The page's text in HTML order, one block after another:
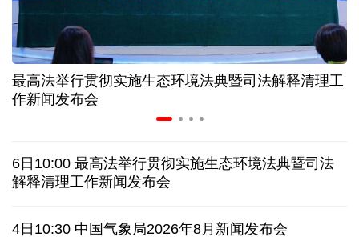
7月份中国仓储指数保持扩张 行业运行韧性较强
小球赛撬动大消费 体育赛事激活城市发展新动能
俄黑客称获取北约直接参与袭击俄领土证据
全球媒体聚焦︱外媒：美国劳动力市场正在走弱
最高法举行贯彻实施生态环境法典暨司法解释清理工
作新闻发布会
6日10:00 最高法举行贯彻实施生态环境法典暨司法
解释清理工作新闻发布会
4日10:30 中国气象局2026年8月新闻发布会